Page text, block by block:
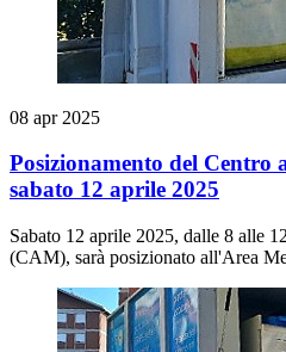
08 apr 2025
Posizionamento del Centro
sabato 12 aprile 2025
Sabato 12 aprile 2025, dalle 8 alle
(CAM), sarà posizionato all'Area